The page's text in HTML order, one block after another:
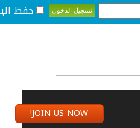
حفظ
JOIN US NOW!